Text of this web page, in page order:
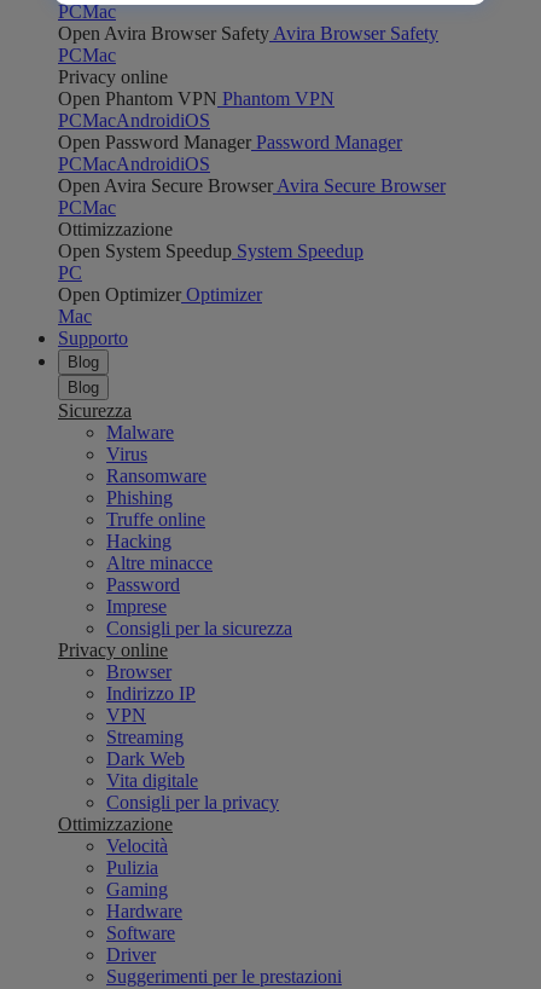
PCMac
Open Avira Browser Safety Avira Browser Safety
PCMac
Privacy online
Open Phantom VPN Phantom VPN
PCMacAndroidiOS
Open Password Manager Password Manager
PCMacAndroidiOS
Open Avira Secure Browser Avira Secure Browser
PCMac
Ottimizzazione
Open System Speedup System Speedup
PC
Open Optimizer Optimizer
Mac
Supporto
Blog
Blog
Sicurezza
Malware
Virus
Ransomware
Phishing
Truffe online
Hacking
Altre minacce
Password
Imprese
Consigli per la sicurezza
Privacy online
Browser
Indirizzo IP
VPN
Streaming
Dark Web
Vita digitale
Consigli per la privacy
Ottimizzazione
Velocità
Pulizia
Gaming
Hardware
Software
Driver
Suggerimenti per le prestazioni